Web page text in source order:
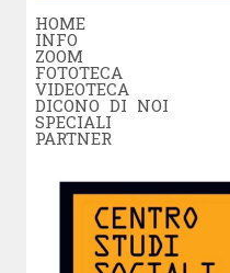
HOME
INFO
ZOOM
FOTOTECA
VIDEOTECA
DICONO DI NOI
SPECIALI
PARTNER